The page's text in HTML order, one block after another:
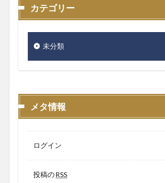
カテゴリー
未分類
メタ情報
ログイン
投稿のRSS